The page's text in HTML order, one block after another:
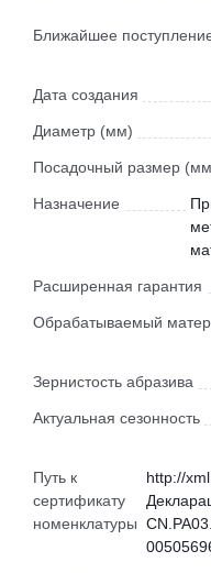
Ближайшее
Дата создания
Диаметр (мм)
Посадочный размер
Назначение
Расширенная гарантия
Обрабатываемый
Зернистость абразива
Актуальная сезонность
Путь к
сертификату
номенклатуры
http://